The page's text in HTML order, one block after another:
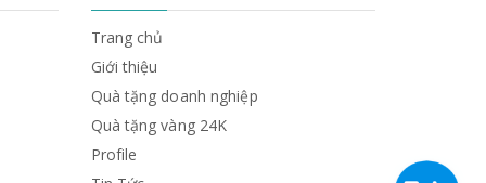
Trang chủ
Giới thiệu
Quà tặng doanh nghiệp
Quà tặng vàng 24K
Profile